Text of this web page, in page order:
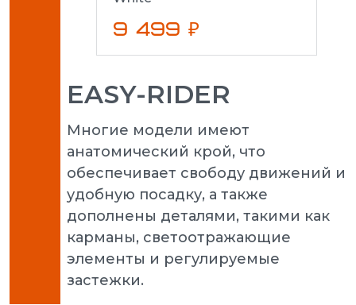
9 499 ₽
EASY-RIDER
Многие модели имеют
анатомический крой, что
обеспечивает свободу движений и
удобную посадку, а также
дополнены деталями, такими как
карманы, светоотражающие
элементы и регулируемые
застежки.